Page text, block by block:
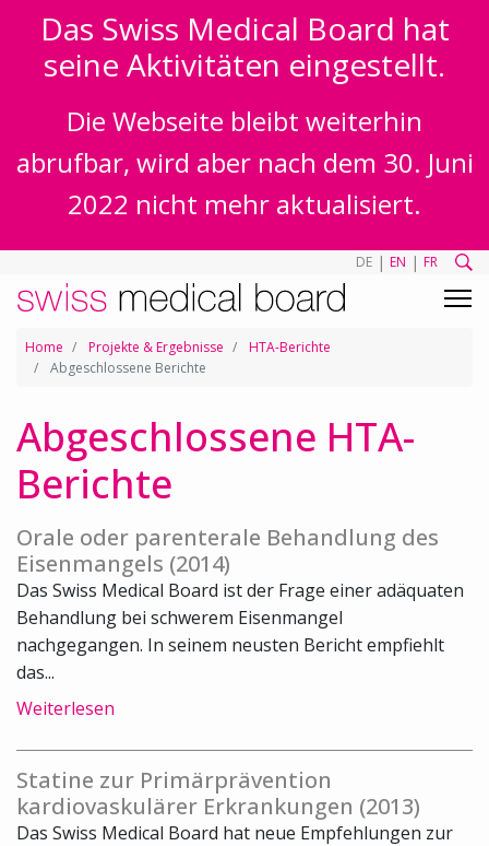
Das Swiss Medical Board hat
seine Aktivitäten eingestellt.
Die Webseite bleibt weiterhin
abrufbar, wird aber nach dem 30. Juni
2022 nicht mehr aktualisiert.
DE | EN | FR
Home Projekte & Ergebnisse
HTA-Berichte
Abgeschlossene Berichte
Abgeschlossene HTA-
Berichte
Orale oder parenterale Behandlung des
Eisenmangels (2014)
Das Swiss Medical Board ist der Frage einer adäquaten
Behandlung bei schwerem Eisenmangel
nachgegangen. In seinem neusten Bericht empfiehlt
das...
Weiterlesen
Statine zur Primärprävention
kardiovaskulärer Erkrankungen (2013)
Das Swiss Medical Board hat neue Empfehlungen zur